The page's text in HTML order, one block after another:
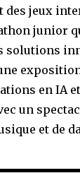
des jeux
junior
solutions
en IA
un
et de